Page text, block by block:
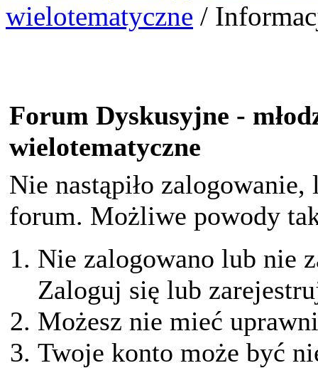
wielotematyczne /
Forum Dyskusyjne -
wielotematyczne
Nie nastąpiło
forum. Możliwe powody
Nie zalogowano lub nie
Zaloguj się lub
Możesz nie mieć
Twoje konto może być